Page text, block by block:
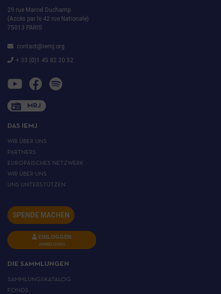
29 rue Marcel Duchamp
(Accès par le 42 rue Nationale)
75013 PARIS
contact@iemj.org
+ 33 (0)1 45 82 20 52
MRJ
DAS IEMJ
WIR ÜBER UNS
PARTNERS
EUROPÄISCHES NETZWERK
WIR ÜBER UNS
UNS UNTERSTÜTZEN
SPENDE MACHEN
EINLOGGEN
ANMELDUNG
DIE SAMMLUNGEN
SAMMLUNGSKATALOG
FONDS